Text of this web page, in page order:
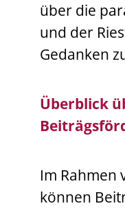
über die
und der
Gedanken
Überblick
Im Rahmen
können